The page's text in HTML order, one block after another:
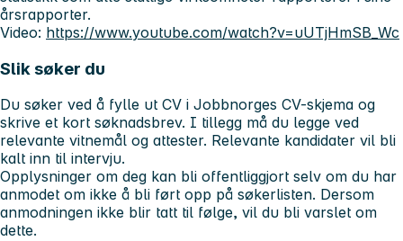
årsrapporter.
Video: https://www.youtube.com/watch?v=uUTjHmSB_Wc
Slik søker du
Du søker ved å fylle ut CV i Jobbnorges CV-skjema og
skrive et kort søknadsbrev. I tillegg må du legge ved
relevante vitnemål og attester. Relevante kandidater vil bli
kalt inn til intervju.
Opplysninger om deg kan bli offentliggjort selv om du har
anmodet om ikke å bli ført opp på søkerlisten. Dersom
anmodningen ikke blir tatt til følge, vil du bli varslet om
dette.